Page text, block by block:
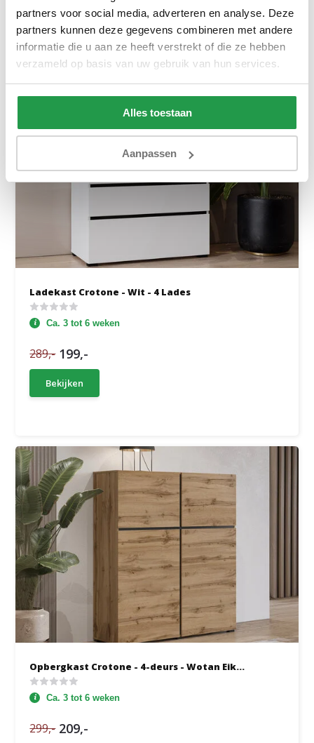
partners voor social media, adverteren en analyse. Deze
partners kunnen deze gegevens combineren met andere
informatie die u aan ze heeft verstrekt of die ze hebben
verzameld op basis van uw gebruik van hun services.
Alles toestaan
Aanpassen
Bekijken
Ladekast Crotone - Wit - 4 Lades
Ca. 3 tot 6 weken
289,- 199,-
Bekijken
Opbergkast Crotone - 4-deurs - Wotan Eik...
Ca. 3 tot 6 weken
299,- 209,-